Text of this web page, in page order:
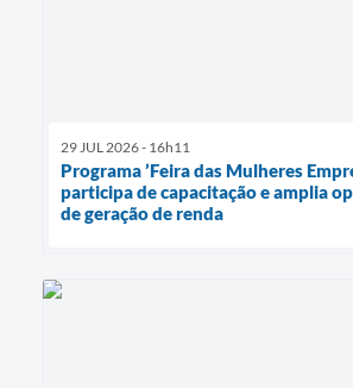
29 JUL 2026 - 16h11
Programa ’Feira das Mulheres
participa de capacitação e amplia
de geração de renda